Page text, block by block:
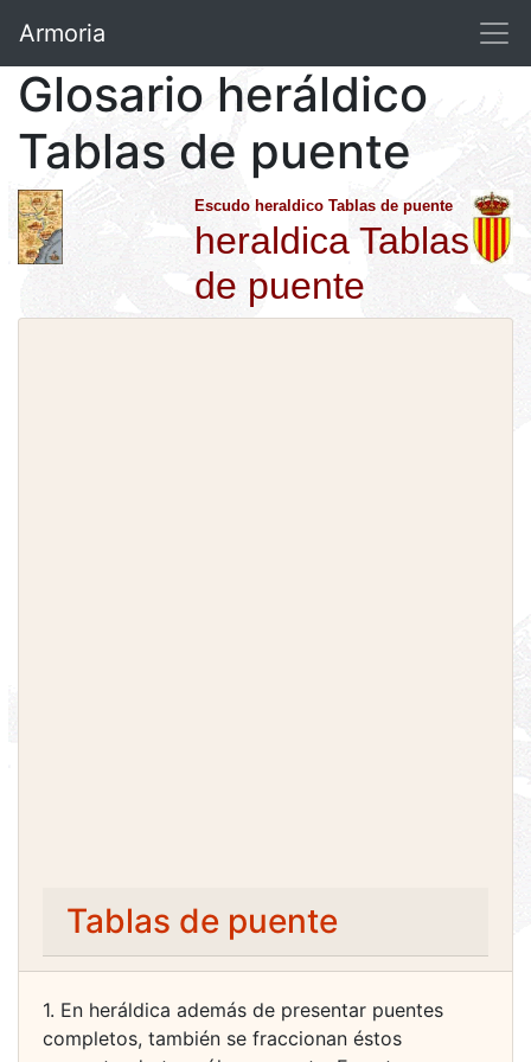
Armoria
Glosario heráldico
Tablas de puente
Escudo heraldico Tablas de puente
heraldica Tablas
de puente
Tablas de puente
1. En heráldica además de presentar puentes
completos, también se fraccionan éstos